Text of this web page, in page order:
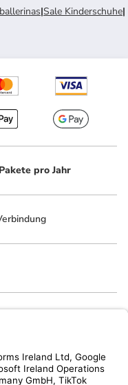
|Sale Kinderschuhe|
pro Jahr